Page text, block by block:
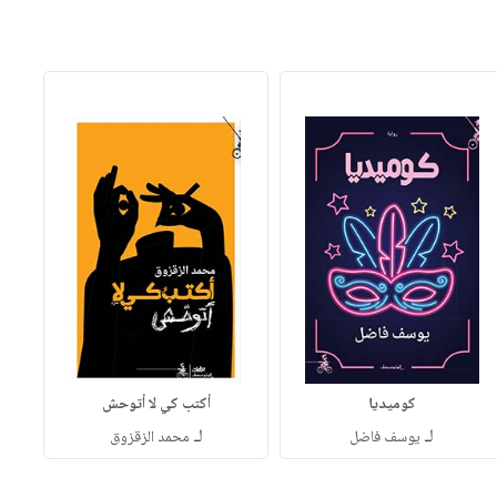
كوميديا
لـ يوسف فاضل
أكتب كي لا أتوحش
لـ محمد الزقزوق